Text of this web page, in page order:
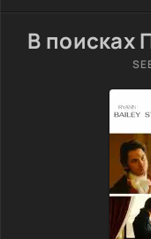
В поисках